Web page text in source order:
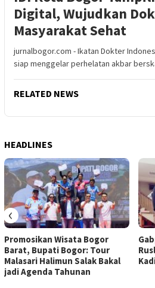
Digital, Wujudkan
Masyarakat Sehat
jurnalbogor.com - Ikatan Dokter
siap menggelar perhelatan akbar
RELATED NEWS
HEADLINES
Promosikan Wisata Bogor
Barat, Bupati Bogor: Tour
Malasari Halimun Salak Bakal
jadi Agenda Tahunan
‹